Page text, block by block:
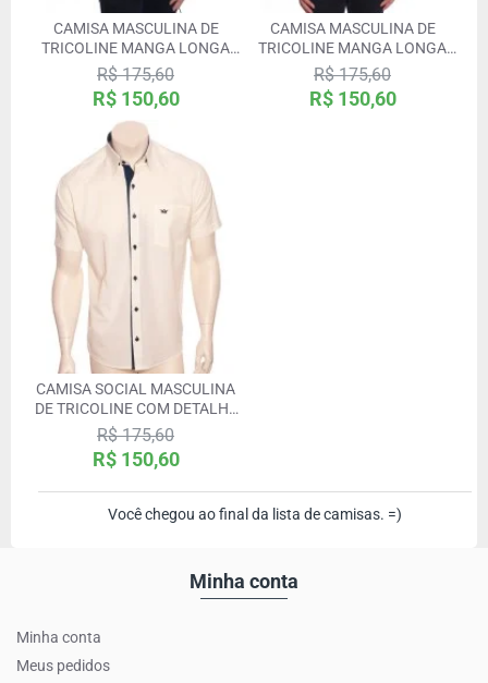
CAMISA MASCULINA DE
TRICOLINE MANGA LONGA
COM DETALHE DE BOLINHA,
CÁQUI
R$ 150,60
R$ 175,60
CAMISA MASCULINA DE
TRICOLINE MANGA LONGA
COM DETALHE DE BOLINHA,
VERMELHA
R$ 150,60
R$ 175,60
CAMISA SOCIAL MASCULINA
DE TRICOLINE COM DETALHE
MANGA CURTA, PALHA
R$ 150,60
R$ 175,60
Você chegou ao final da lista de camisas. =)
Minha conta
Minha conta
Meus pedidos